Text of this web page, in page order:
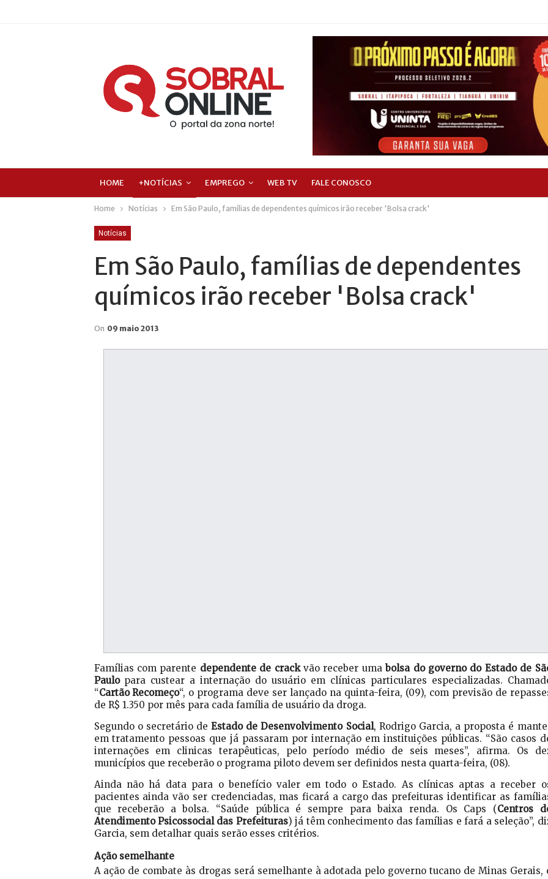
HOME +NOTÍCIAS EMPREGO WEB TV FALE CONOSCO
Home Notícias Em São Paulo, famílias de dependentes químicos irão receber 'Bolsa crack'
Notícias
Em São Paulo, famílias de dependentes
químicos irão receber 'Bolsa crack'
On 09 maio 2013
Famílias com parente dependente de crack vão receber uma bolsa do governo do Estado de
Paulo para custear a internação do usuário em clínicas particulares especializadas.
“Cartão Recomeço“, o programa deve ser lançado na quinta-feira, (09), com previsão de
de R$ 1.350 por mês para cada família de usuário da droga.
Segundo o secretário deEstado de Desenvolvimento Social, Rodrigo Garcia, a proposta é
em tratamento pessoas que já passaram por internação em instituições públicas. “São casos
internações em clinicas terapêuticas, pelo período médio de seis meses”, afirma. Os
municípios que receberão o programa piloto devem ser definidos nesta quarta-feira, (08).
Ainda não há data para o benefício valer em todo o Estado. As clínicas aptas a receber
pacientes ainda vão ser credenciadas, mas ficará a cargo das prefeituras identificar as
que receberão a bolsa. “Saúde pública é sempre para baixa renda. Os Caps (Centros
Atendimento Psicossocial das Prefeituras) já têm conhecimento das famílias e fará a seleção”,
Garcia, sem detalhar quais serão esses critérios.
Ação semelhante
A ação de combate às drogas será semelhante à adotada pelo governo tucano de Minas Gerais,